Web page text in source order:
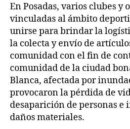
En Posadas, varios clubes y
vinculadas al ámbito
unirse para brindar la
la colecta y envío de
comunidad con el fin de
comunidad de la ciudad
Blanca, afectada por
provocaron la pérdida de
desaparición de personas e
daños materiales.